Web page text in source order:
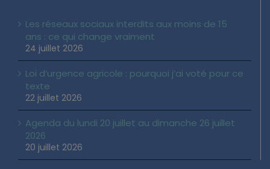
Les réseaux sociaux interdits aux moins de 15
ans : ce qui change vraiment
24 juillet 2026
Loi d’urgence agricole : pourquoi j’ai voté pour ce
texte
22 juillet 2026
Agenda du lundi 20 juillet au dimanche 26 juillet
2026
20 juillet 2026